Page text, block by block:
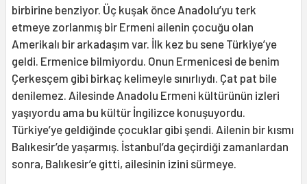
birbirine benziyor. Üç kuşak önce Anadolu’yu terk
etmeye zorlanmış bir Ermeni ailenin çocuğu olan
Amerikalı bir arkadaşım var. İlk kez bu sene Türkiye’ye
geldi. Ermenice bilmiyordu. Onun Ermenicesi de benim
Çerkesçem gibi birkaç kelimeyle sınırlıydı. Çat pat bile
denilemez. Ailesinde Anadolu Ermeni kültürünün izleri
yaşıyordu ama bu kültür İngilizce konuşuyordu.
Türkiye’ye geldiğinde çocuklar gibi şendi. Ailenin bir kısmı
Balıkesir’de yaşarmış. İstanbul’da geçirdiği zamanlardan
sonra, Balıkesir’e gitti, ailesinin izini sürmeye.